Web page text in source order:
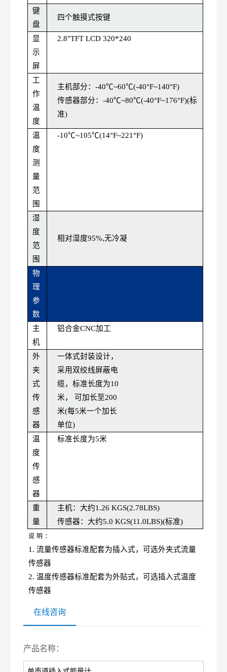
键
盘
四个触摸式按键
显
示
屏
2.8"TFT LCD 320*240
工
作
温
度
主机部分：-40℃~60℃(-40°F~140°F)
传感器部分：-40℃~80℃(-40°F~176°F)(标
准)
温
度
测
量
范
围
-10℃~105℃(14°F~221°F)
湿
度
范
围
相对湿度95%,无冷凝
物
理
参
数
主
机
铝合金CNC加工
外
夹
式
传
感
器
一体式封装设计，
采用双绞线屏蔽电
缆，标准长度为10
米， 可加长至200
米(每5米一个加长
单位)
温
度
传
感
器
标准长度为5米
重
量
主机：大约1.26KGS(2.78LBS)
传感器：大约5.0KGS(11.0LBS)(标准)
说 明 ：
1. 流量传感器标准配套为插入式，可选外夹式流量
传感器
2. 温度传感器标准配套为外贴式，可选插入式温度
传感器
在线咨询
产品名称：